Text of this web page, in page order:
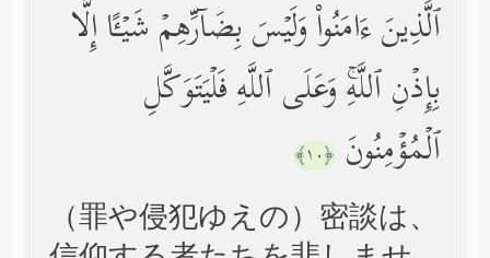
ٱلَّذِینَ ءَامَنُواْ وَلَیۡسَ بِضَاۤرِّهِمۡ شَیۡـًٔا إِلَّا
بِإِذۡنِ ٱللَّهِۚ وَعَلَى ٱللَّهِ فَلۡیَتَوَكَّلِ
ٱلۡمُؤۡمِنُونَ ﴿١٠﴾
（罪や侵犯ゆえの）密談は、